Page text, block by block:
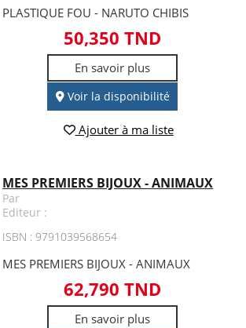
PLASTIQUE FOU - NARUTO CHIBIS
50,350 TND
En savoir plus
Voir la disponibilité
Ajouter à ma liste
MES PREMIERS BIJOUX - ANIMAUX
Par
Editeur :
ISBN : 9791039568654
MES PREMIERS BIJOUX - ANIMAUX
62,790 TND
En savoir plus